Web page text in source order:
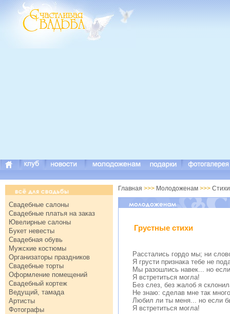
Свадебные салоны
Свадебные платья на заказ
Ювелирные салоны
Букет невесты
Свадебная обувь
Мужские костюмы
Организаторы праздников
Свадебные торты
Оформление помещений
Свадебный кортеж
Ведущий, тамада
Артисты
Фотографы
Главная >>> Молодоженам >>>
Грустные стихи
Расстались гордо мы; ни
Я грусти признака тебе не
Мы разошлись навек... но
Я встретиться могла!
Без слез, без жалоб я
Не знаю: сделав мне так
Любил ли ты меня... но если
Я встретиться могла!